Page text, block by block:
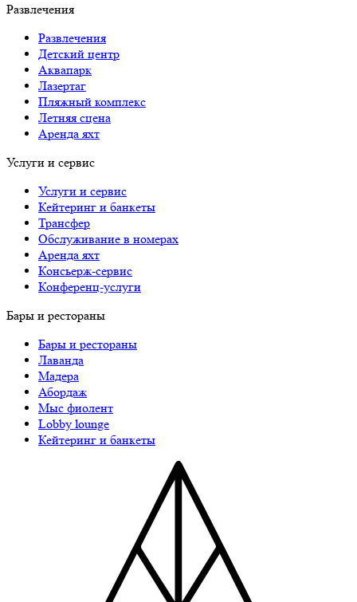
Развлечения
Развлечения
Детский центр
Аквапарк
Лазертаг
Пляжный комплекс
Летняя сцена
Аренда яхт
Услуги и сервис
Услуги и сервис
Кейтеринг и банкеты
Трансфер
Обслуживание в номерах
Аренда яхт
Консьерж-сервис
Конференц-услуги
Бары и рестораны
Бары и рестораны
Лаванда
Мадера
Абордаж
Мыс фиолент
Lobby lounge
Кейтеринг и банкеты